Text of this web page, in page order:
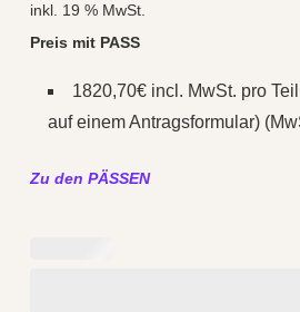
inkl. 19 % MwSt.
Preis mit PASS
1820,70€ incl. MwSt. pro
auf einem Antragsformular)
Zu den PÄSSEN